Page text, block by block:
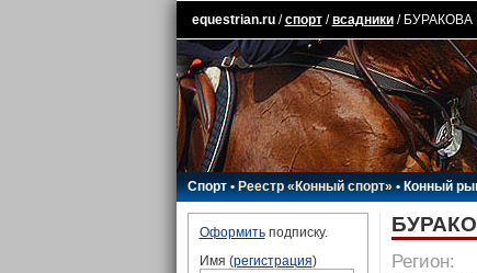
equestrian.ru/спорт/всадники/ БУРАКОВА
Спорт•Реестр «Конный спорт»•Конный
Оформитьподписку.
Имя (регистрация)
Регион: